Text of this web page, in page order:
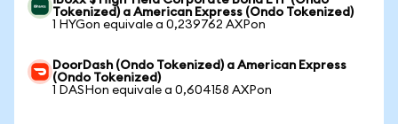
Tokenized) a American Express (Ondo Tokenized)
1 HYGon equivale a 0,239762 AXPon
DoorDash (Ondo Tokenized) a American Express
(Ondo Tokenized)
1 DASHon equivale a 0,604158 AXPon